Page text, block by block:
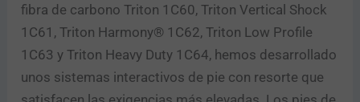
fibra de carbono Triton 1C60, Triton Vertical Shock
1C61, Triton Harmony® 1C62, Triton Low Profile
1C63 y Triton Heavy Duty 1C64, hemos desarrollado
unos sistemas interactivos de pie con resorte que